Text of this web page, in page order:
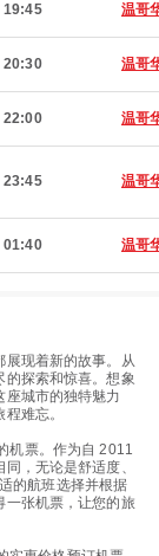
19:45 温哥
20:30 温哥
22:00 温哥
23:45 温哥
01:40 温哥
展现着新的故事。从
的探索和惊喜。想象
座城市的独特魅力
难忘。
机票。作为自 2011
，无论是舒适度、
的航班选择并根据
一张机票，让您的旅